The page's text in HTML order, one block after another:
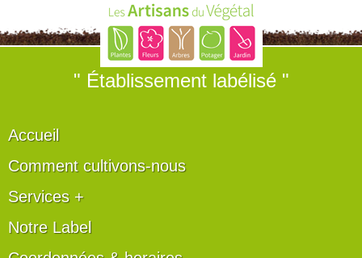
" Établissement labélisé "
Accueil
Comment cultivons-nous
Services +
Notre Label